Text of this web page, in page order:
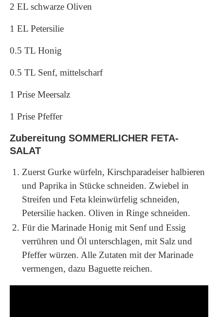
2 EL schwarze Oliven
1 EL Petersilie
0.5 TL Honig
0.5 TL Senf, mittelscharf
1 Prise Meersalz
1 Prise Pfeffer
Zubereitung SOMMERLICHER FETA-
SALAT
Zuerst Gurke würfeln, Kirschparadeiser halbieren
und Paprika in Stücke schneiden. Zwiebel in
Streifen und Feta kleinwürfelig schneiden,
Petersilie hacken. Oliven in Ringe schneiden.
Für die Marinade Honig mit Senf und Essig
verrühren und Öl unterschlagen, mit Salz und
Pfeffer würzen. Alle Zutaten mit der Marinade
vermengen, dazu Baguette reichen.